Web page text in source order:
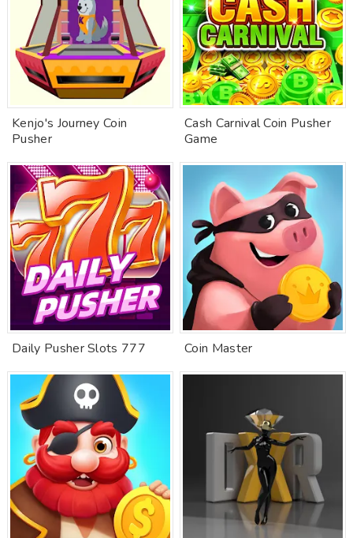
Kenjo's Journey Coin
Pusher
Cash Carnival Coin Pusher
Game
Daily Pusher Slots 777 Coin Master